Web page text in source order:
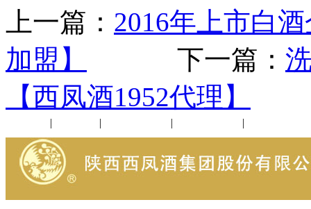
上一篇： 2016年上市白
加盟】
下一篇：
【西凤酒1952代理】
| | | |